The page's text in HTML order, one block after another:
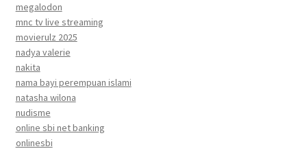
megalodon
mnc tv live streaming
movierulz 2025
nadya valerie
nakita
nama bayi perempuan islami
natasha wilona
nudisme
online sbi net banking
onlinesbi